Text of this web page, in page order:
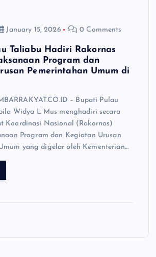
January 15, 2026 0 Comments
Taliabu Hadiri Rakornas
Program dan
Pemerintahan Umum di
– Bupati Pulau
Widya L Mus menghadiri secara
Koordinasi Nasional (Rakornas)
Program dan Kegiatan Urusan
yang digelar oleh Kementerian…